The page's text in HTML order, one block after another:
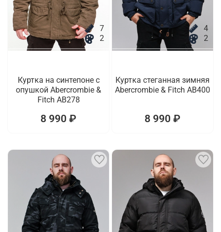
7
2
Куртка на синтепоне с
опушкой Abercrombie &
Fitch AB278
8 990 ₽
4
2
Куртка стеганная зимняя
Abercrombie & Fitch AB400
8 990 ₽